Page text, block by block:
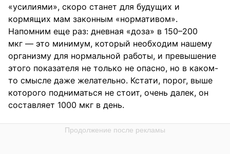
«усилиями», скоро станет для будущих и
кормящих мам законным «нормативом».
Напомним еще раз: дневная «доза» в 150–200
мкг — это минимум, который необходим нашему
организму для нормальной работы, и превышение
этого показателя не только не опасно, но в каком-
то смысле даже желательно. Кстати, порог, выше
которого подниматься не стоит, очень далек, он
составляет 1000 мкг в день.